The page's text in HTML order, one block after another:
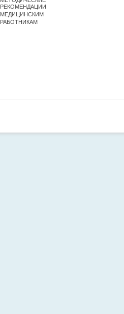
РЕКОМЕНДАЦИИ
МЕДИЦИНСКИМ
РАБОТНИКАМ